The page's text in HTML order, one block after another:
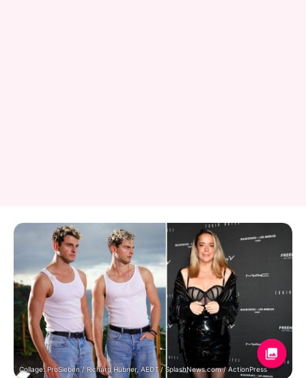
Collage: ProSieben / Richard Hübner, AEDT / SplashNews.com / ActionPress